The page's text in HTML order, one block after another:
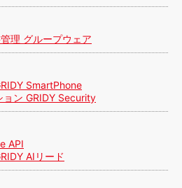
理 グループウェア
SmartPhone
ョン GRIDY Security
API
AIリード